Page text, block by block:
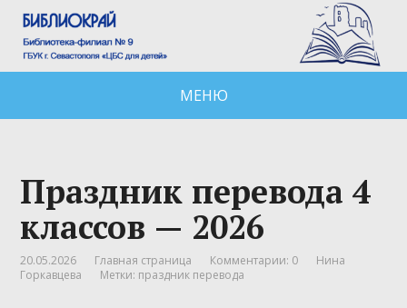
МЕНЮ
Праздник перевода 4
классов — 2026
20.05.2026 Главная страница Комментарии: 0
Нина
Горкавцева
Метки: праздник перевода